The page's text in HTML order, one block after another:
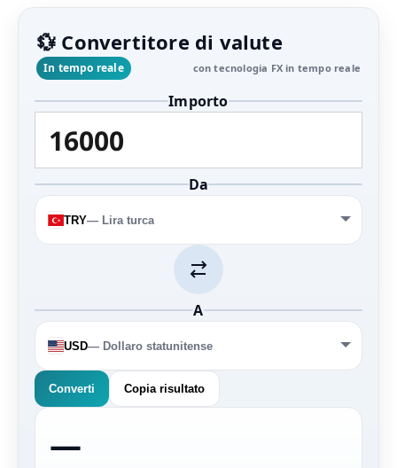
💱 Convertitore di valute
In tempo reale con tecnologia FX in tempo reale
Importo
Da
TRY— Lira turca
A
USD— Dollaro statunitense
Converti Copia risultato
—